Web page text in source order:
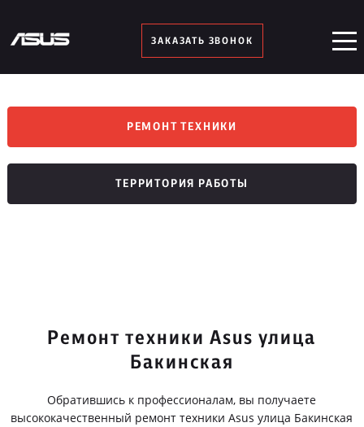
ЗАКАЗАТЬ ЗВОНОК
РЕМОНТ ТЕХНИКИ
ТЕРРИТОРИЯ РАБОТЫ
Ремонт техники Asus улица
Бакинская
Обратившись к профессионалам, вы получаете
высококачественный ремонт техники Asus улица Бакинская